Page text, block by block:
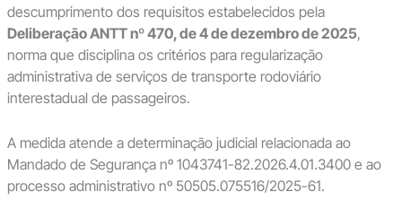
descumprimento dos requisitos estabelecidos pela
Deliberação ANTT nº 470, de 4 de dezembro de 2025,
norma que disciplina os critérios para regularização
administrativa de serviços de transporte rodoviário
interestadual de passageiros.
A medida atende a determinação judicial relacionada ao
Mandado de Segurança nº 1043741-82.2026.4.01.3400 e ao
processo administrativo nº 50505.075516/2025-61.